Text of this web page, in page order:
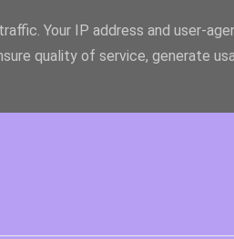
Your IP address and user-
quality of service, generate